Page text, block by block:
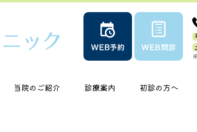
当院のご紹介 診療案内 初診の方へ